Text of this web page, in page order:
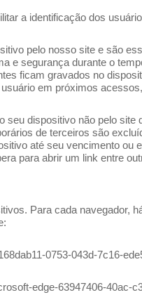
a identificação dos
pelo nosso site e são
e segurança durante o
ficam gravados no
em próximos
dispositivo não pelo site
de terceiros são
até seu vencimento ou
para abrir um link entre
Para cada navegador,
0753-043d-7c16-
edge-63947406-40ac-